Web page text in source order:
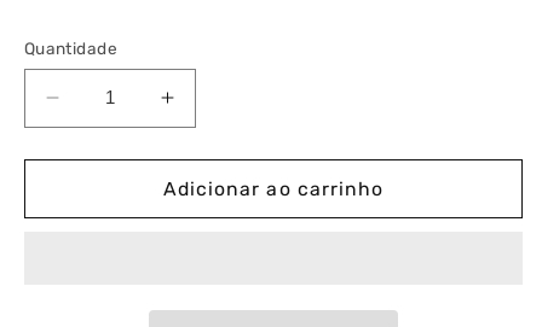
Quantidade
Diminuir
a
quantidade
Espelho
Aumentar
a
quantidade
de
Espelho
Adicionar ao carrinho